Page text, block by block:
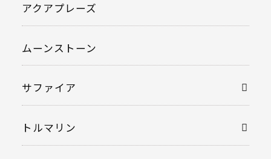
アクアプレーズ
ムーンストーン
サファイア
トルマリン